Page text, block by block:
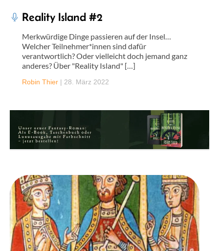
Reality Island #2
Merkwürdige Dinge passieren auf der Insel…
Welcher Teilnehmer*innen sind dafür
verantwortlich? Oder vielleicht doch jemand ganz
anderes? Über "Reality Island" […]
Robin Thier | 28. März 2022